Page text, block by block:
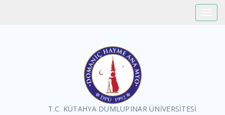
T.C. KÜTAHYA DUMLUPINAR ÜNİVERSİTESİ